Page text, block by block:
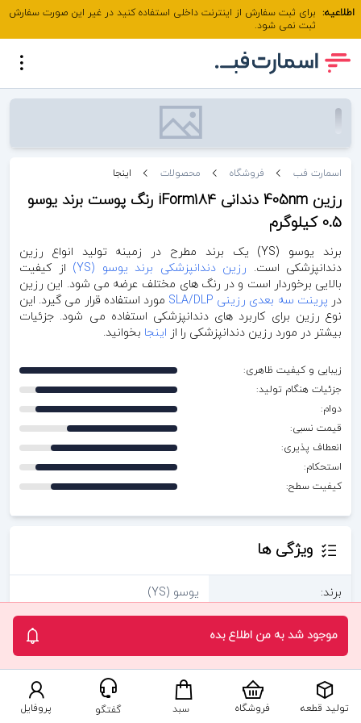
اطلاعیه: برای ثبت سفارش از اینترنت داخلی استفاده کنید در غیر این صورت سفارش
ثبت نمی شود.
اسمارت فب فروشگاه محصولات اینجا
رزین 405nm دندانی iForm18۴ رنگ پوست برند یوسو
0.5 کیلوگرم
برند یوسو (YS) یک برند مطرح در زمینه تولید انواع رزین
دندانپزشکی است. رزین دندانپزشکی برند یوسو (YS)
از کیفیت
بالایی برخوردار است و در رنگ های مختلف عرضه می شود. این رزین
در پرینت سه بعدی رزینی SLA/DLP
مورد استفاده قرار می گیرد. این
نوع رزین برای کاربرد های دندانپزشکی استفاده می شود. جزئیات
بیشتر در مورد رزین دندانپزشکی را از اینجا بخوانید.
زیبایی و کیفیت ظاهری:
جزئیات هنگام تولید:
دوام:
قیمت نسبی:
انعطاف پذیری:
استحکام:
کیفیت سطح:
ویژگی ها
برند: یوسو (YS)
جنس:
رنگ: رنگ پوست
کشور مبدا: چين
موجود شد به من اطلاع بده
تولید قطعه فروشگاه سبد گفتگو پروفایل